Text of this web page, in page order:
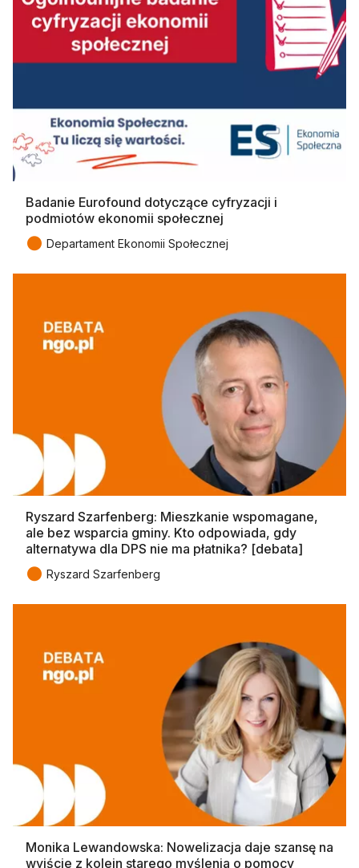
Badanie Eurofound dotyczące cyfryzacji i
podmiotów ekonomii społecznej
● Departament Ekonomii Społecznej
Ryszard Szarfenberg: Mieszkanie wspomagane,
ale bez wsparcia gminy. Kto odpowiada, gdy
alternatywa dla DPS nie ma płatnika? [debata]
● Ryszard Szarfenberg
Monika Lewandowska: Nowelizacja daje szansę na
wyjście z kolein starego myślenia o pomocy